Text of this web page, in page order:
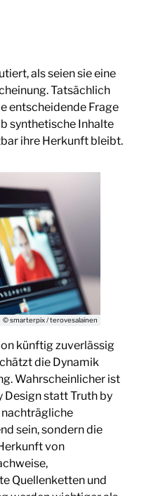
als seien sie eine
Tatsächlich
entscheidende Frage
synthetische Inhalte
ihre Herkunft bleibt.
© smarterpix / terovesalainen
künftig zuverlässig
die Dynamik
Wahrscheinlicher ist
Design statt Truth by
sein, sondern die
von
Quellenketten und